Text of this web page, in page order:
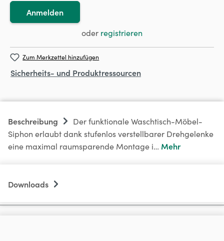
Anmelden
oder registrieren
Zum Merkzettel hinzufügen
Sicherheits- und Produktressourcen
Beschreibung
Der funktionale Waschtisch-Möbel-
Siphon erlaubt dank stufenlos verstellbarer Drehgelenke
eine maximal raumsparende Montage i… Mehr
Downloads